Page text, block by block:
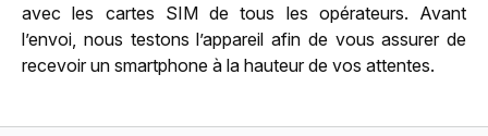
avec les cartes SIM de tous les opérateurs. Avant
l’envoi, nous testons l’appareil afin de vous assurer de
recevoir un smartphone à la hauteur de vos attentes.